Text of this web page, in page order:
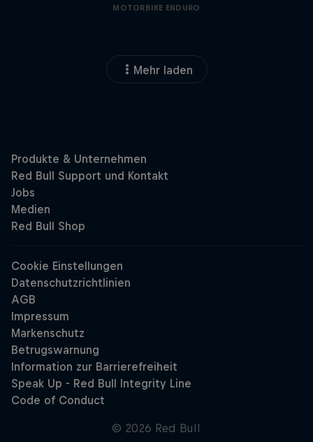
MOTORBIKE ENDURO
Mehr laden